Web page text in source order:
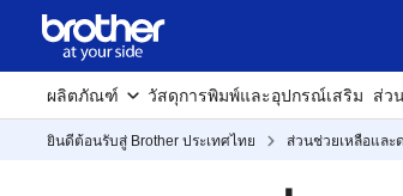
ผลิตภัณฑ์ วัสดุการพิมพ์และอุปกรณ์เสริม ส่ว
ยินดีต้อนรับสู่ Brother ประเทศไทย ส่วนช่วยเหลือและ